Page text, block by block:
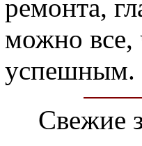
ремонта,
можно все,
успешным.
Свежие